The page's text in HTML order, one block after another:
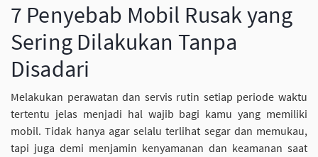
7 Penyebab Mobil Rusak yang
Sering Dilakukan Tanpa
Disadari
Melakukan perawatan dan servis rutin setiap periode waktu
tertentu jelas menjadi hal wajib bagi kamu yang memiliki
mobil. Tidak hanya agar selalu terlihat segar dan memukau,
tapi juga demi menjamin kenyamanan dan keamanan saat